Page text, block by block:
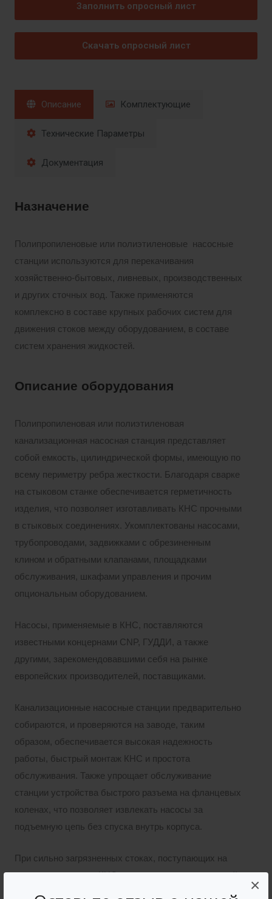
×
Заполнить опросный лист
Скачать опросный лист
Описание Комплектующие
Технические Параметры
Документация
Назначение
Полипропиленовые или полиэтиленовые насосные
станции используются для перекачивания
хозяйственно-бытовых, ливневых, производственных
и других сточных вод. Также применяются
комплексно в составе крупных рабочих систем для
движения стоков между оборудованием, в составе
систем хранения жидкостей.
Описание оборудования
Полипропиленовая или полиэтиленовая
канализационная насосная станция представляет
собой емкость, цилиндрической формы, имеющую по
всему периметру ребра жесткости. Благодаря сварке
на стыковом станке обеспечивается герметичность
изделия, что позволяет изготавливать КНС прочными
в стыковых соединениях. Укомплектованы насосами,
трубопроводами, задвижками с обрезиненным
клином и обратными клапанами, площадками
обслуживания, шкафами управления и прочим
опциональным оборудованием.
Насосы, применяемые в КНС, поставляются
известными концернами CNP, ГУДДИ, а также
другими, зарекомендовавшими себя на рынке
европейских производителей, поставщиками.
Канализационные насосные станции предварительно
собираются, и проверяются на заводе, таким
образом, обеспечивается высокая надежность
работы, быстрый монтаж КНС и простота
обслуживания. Также упрощает обслуживание
станции устройства быстрого разъема на фланцевых
коленах, что позволяет извлекать насосы за
подъемную цепь без спуска внутрь корпуса.
При сильно загрязненных стоках, поступающих на
станцию, в корпусе КНС, вместо сороулавливающей